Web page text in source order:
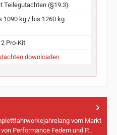
Teilegutachten (§19.3)
1090 kg / bis 1260 kg
Pro-Kit
downloaden
vom Markt
Performance Federn und P…